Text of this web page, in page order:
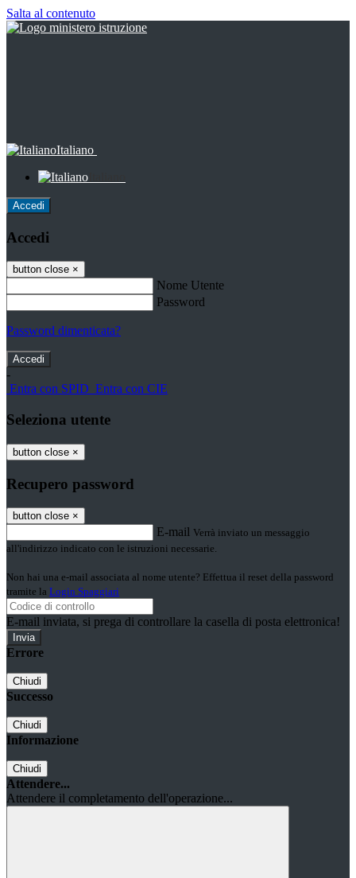
Salta al contenuto
Italiano
Accedi
Accedi
button close ×
Nome Utente
Password
Password dimenticata?
-
Entra con SPID Entra con CIE
Seleziona utente
button close ×
Recupero password
button close ×
E-mail Verrà inviato un messaggio
all'indirizzo indicato con le istruzioni necessarie.
Non hai una e-mail associata al nome utente? Effettua il reset della password
tramite la Login Spaggiari
E-mail inviata, si prega di controllare la casella di posta elettronica!
Errore
Chiudi
Successo
Chiudi
Informazione
Chiudi
Attendere...
Attendere il completamento dell'operazione...